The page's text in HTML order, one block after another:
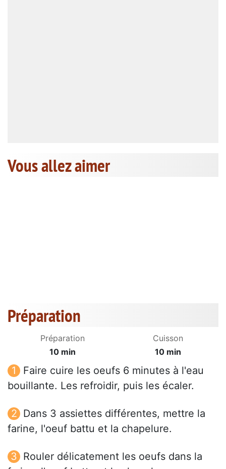
Vous allez aimer
Préparation
Préparation
10 min
Cuisson
10 min
Faire cuire les oeufs 6 minutes à l'eau
bouillante. Les refroidir, puis les écaler.
Dans 3 assiettes différentes, mettre la
farine, l'oeuf battu et la chapelure.
Rouler délicatement les oeufs dans la